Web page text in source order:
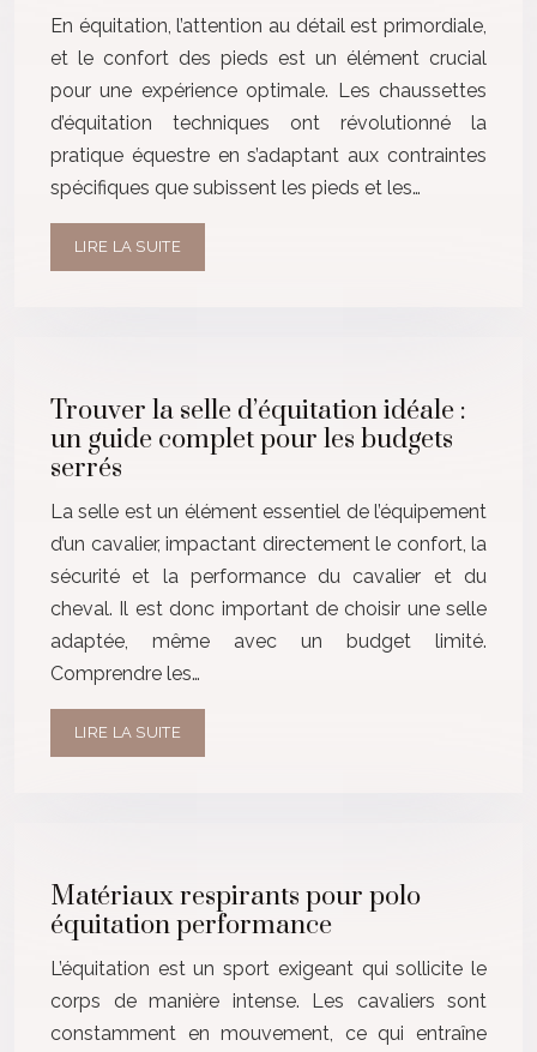
En équitation, l’attention au détail est primordiale,
et le confort des pieds est un élément crucial
pour une expérience optimale. Les chaussettes
d’équitation techniques ont révolutionné la
pratique équestre en s’adaptant aux contraintes
spécifiques que subissent les pieds et les…
LIRE LA SUITE
Trouver la selle d’équitation idéale :
un guide complet pour les budgets
serrés
La selle est un élément essentiel de l’équipement
d’un cavalier, impactant directement le confort, la
sécurité et la performance du cavalier et du
cheval. Il est donc important de choisir une selle
adaptée, même avec un budget limité.
Comprendre les…
LIRE LA SUITE
Matériaux respirants pour polo
équitation performance
L’équitation est un sport exigeant qui sollicite le
corps de manière intense. Les cavaliers sont
constamment en mouvement, ce qui entraîne